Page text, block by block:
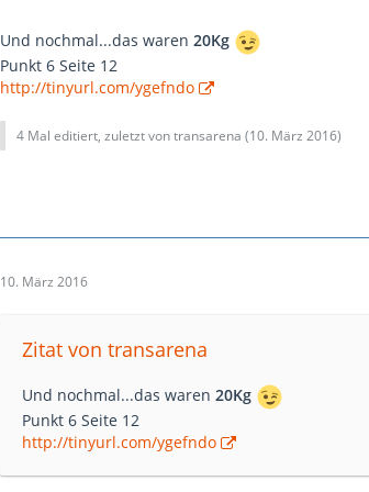
Und nochmal...das waren 20Kg
Punkt 6 Seite 12
http://tinyurl.com/ygefndo
4 Mal editiert, zuletzt von transarena (10. März 2016)
10. März 2016
Zitat von transarena
Und nochmal...das waren 20Kg
Punkt 6 Seite 12
http://tinyurl.com/ygefndo